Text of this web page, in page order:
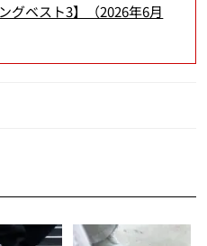
グベスト3】（2026年6月